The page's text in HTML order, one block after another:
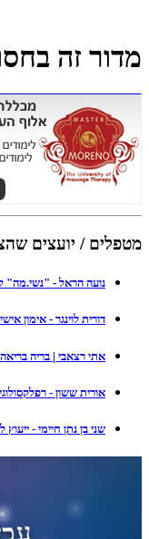
מדור זה
מטפלים / יועצים
נועה הראל - "נשי.מה"
דורית לוינגר - אימון
אתי רצאבי | בריה
אורית ששון -
שני בן נתן חיימי -